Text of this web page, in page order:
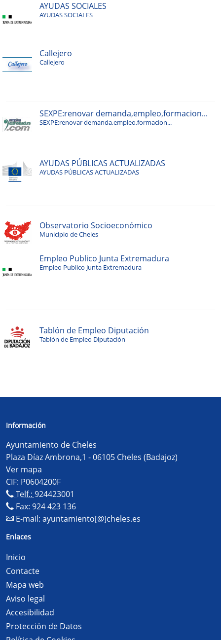
AYUDAS SOCIALES
AYUDAS SOCIALES
Callejero
Callejero
SEXPE:renovar demanda,empleo,formacion...
SEXPE:renovar demanda,empleo,formacion...
AYUDAS PÚBLICAS ACTUALIZADAS
AYUDAS PÚBLICAS ACTUALIZADAS
Observatorio Socioeconómico
Municipio de Cheles
Empleo Publico Junta Extremadura
Empleo Publico Junta Extremadura
Tablón de Empleo Diputación
Tablón de Empleo Diputación
Información
Ayuntamiento de Cheles
Plaza Díaz Ambrona,1 - 06105 Cheles (Badajoz)
Ver mapa
CIF: P0604200F
Telf.: 924423001
Fax: 924 423 136
E-mail: ayuntamiento[@]cheles.es
Enlaces
Inicio
Contacte
Mapa web
Aviso legal
Accesibilidad
Protección de Datos